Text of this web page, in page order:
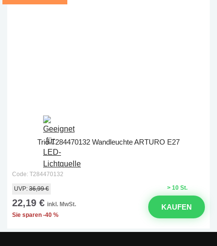
Trio T284470132 Wandleuchte ARTURO E27
Code: T284470132
> 10 St.
UVP: 36,99 €
22,19 € inkl. MwSt.
Sie sparen -40 %
KAUFEN